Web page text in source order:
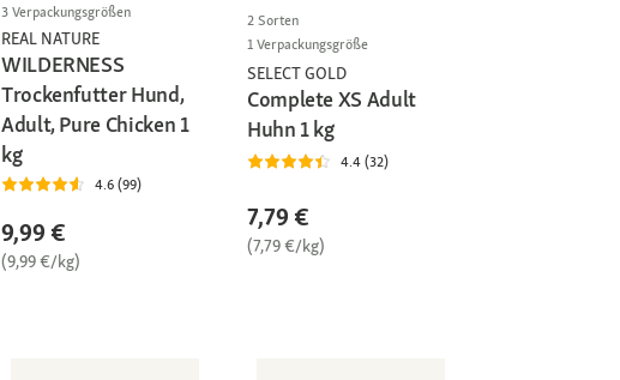
3 Verpackungsgrößen
REAL NATURE
WILDERNESS
Trockenfutter Hund,
Adult, Pure Chicken 1
kg
4.6 (99)
9,99 €
(9,99 €/kg)
2 Sorten
1 Verpackungsgröße
SELECT GOLD
Complete XS Adult
Huhn 1 kg
4.4 (32)
7,79 €
(7,79 €/kg)